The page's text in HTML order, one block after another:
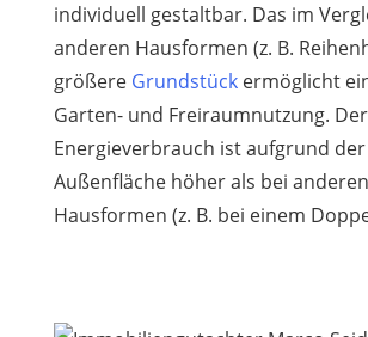
individuell gestaltbar. Das im
anderen Hausformen (z. B.
größere Grundstückermöglicht
Garten- und Freiraumnutzung. Der
Energieverbrauch ist aufgrund
Außenfläche höher als bei anderen
Hausformen (z. B. bei einem